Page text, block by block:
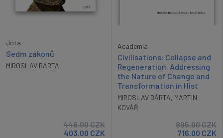
Jota
Sedm zákonů
MIROSLAV BÁRTA
448.00CZK
403.00 CZK
Academia
Civilisations: Collapse and
Regeneration. Addressing
the Nature of Change and
Transformation in Hist
MIROSLAV BÁRTA, MARTIN
KOVÁŘ
895.00CZK
716.00 CZK